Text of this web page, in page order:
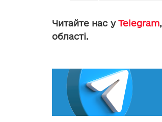
Читайте нас уTelegram
області.